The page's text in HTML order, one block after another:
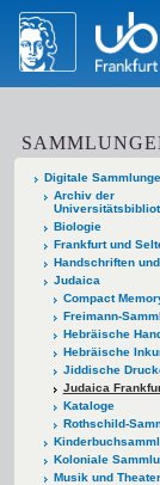
Digitale
Archiv der
Biologie
Frankfurt und
Handschriften
Judaica
Compact
Freimann-
Hebräische
Hebräische
Jiddische
Judaica
Kataloge
Rothschild-
Koloniale
Musik und Theater